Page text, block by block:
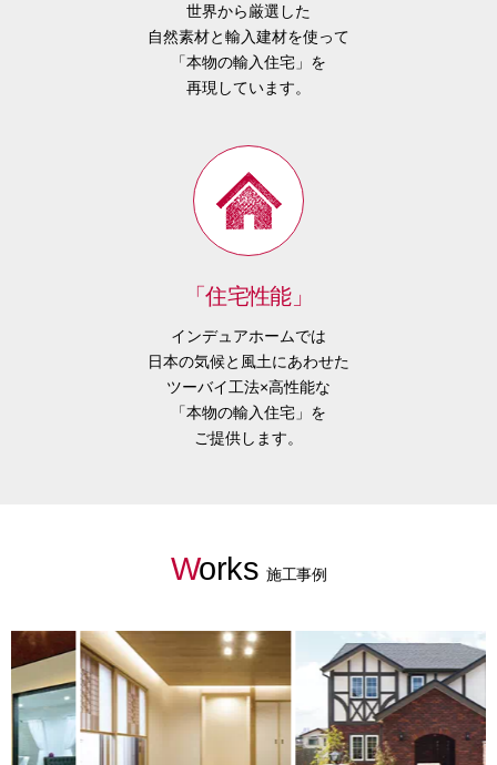
世界から厳選した
自然素材と輸入建材を使って
「本物の輸入住宅」を
再現しています。
「住宅性能」
インデュアホームでは
日本の気候と風土にあわせた
ツーバイ工法×高性能な
「本物の輸入住宅」を
ご提供します。
Works施工事例